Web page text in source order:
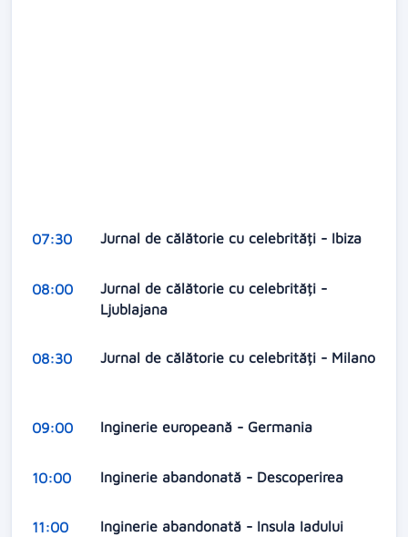
07:30 Jurnal de călătorie cu celebrități - Ibiza
08:00
Jurnal de călătorie cu celebrități -
Ljublajana
08:30 Jurnal de călătorie cu celebrități - Milano
09:00 Inginerie europeană - Germania
10:00 Inginerie abandonată - Descoperirea
11:00 Inginerie abandonată - Insula Iadului